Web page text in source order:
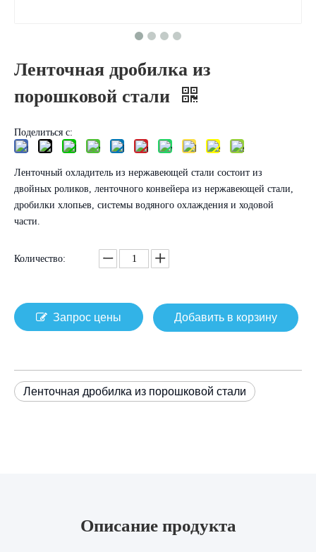
Ленточная дробилка из
порошковой стали
Поделиться с:
Ленточный охладитель из нержавеющей стали состоит из
двойных роликов, ленточного конвейера из нержавеющей стали,
дробилки хлопьев, системы водяного охлаждения и ходовой
части.
Количество:
Запрос цены Добавить в корзину
Ленточная дробилка из порошковой стали
Описание продукта